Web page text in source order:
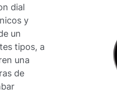
dial
y
un
tipos, a
una
de